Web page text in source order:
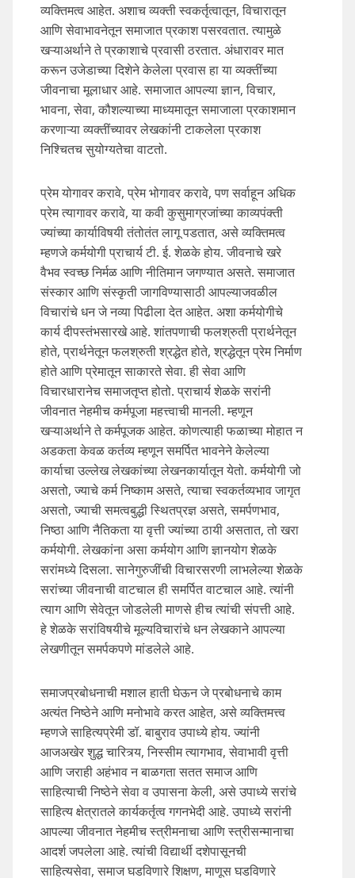
व्यक्तिमत्व आहेत. अशाच व्यक्ती स्वकर्तृत्वातून, विचारातून
आणि सेवाभावनेतून समाजात प्रकाश पसरवतात. त्यामुळे
खऱ्याअर्थाने ते प्रकाशाचे प्रवासी ठरतात. अंधारावर मात
करून उजेडाच्या दिशेने केलेला प्रवास हा या व्यक्तींच्या
जीवनाचा मूलाधार आहे. समाजात आपल्या ज्ञान, विचार,
भावना, सेवा, कौशल्याच्या माध्यमातून समाजाला प्रकाशमान
करणाऱ्या व्यक्तींच्यावर लेखकांनी टाकलेला प्रकाश
निश्चितच सुयोग्यतेचा वाटतो.
प्रेम योगावर करावे, प्रेम भोगावर करावे, पण सर्वाहून अधिक
प्रेम त्यागावर करावे, या कवी कुसुमाग्रजांच्या काव्यपंक्ती
ज्यांच्या कार्याविषयी तंतोतंत लागू पडतात, असे व्यक्तिमत्व
म्हणजे कर्मयोगी प्राचार्य टी. ई. शेळके होय. जीवनाचे खरे
वैभव स्वच्छ निर्मळ आणि नीतिमान जगण्यात असते. समाजात
संस्कार आणि संस्कृती जागविण्यासाठी आपल्याजवळील
विचारांचे धन जे नव्या पिढीला देत आहेत. अशा कर्मयोगीचे
कार्य दीपस्तंभसारखे आहे. शांतपणाची फलश्रुती प्रार्थनेतून
होते, प्रार्थनेतून फलश्रुती श्रद्धेत होते, श्रद्धेतून प्रेम निर्माण
होते आणि प्रेमातून साकारते सेवा. ही सेवा आणि
विचारधारानेच समाजतृप्त होतो. प्राचार्य शेळके सरांनी
जीवनात नेहमीच कर्मपूजा महत्त्वाची मानली. म्हणून
खऱ्याअर्थाने ते कर्मपूजक आहेत. कोणत्याही फळाच्या मोहात न
अडकता केवळ कर्तव्य म्हणून समर्पित भावनेने केलेल्या
कार्याचा उल्लेख लेखकांच्या लेखनकार्यातून येतो. कर्मयोगी जो
असतो, ज्याचे कर्म निष्काम असते, त्याचा स्वकर्तव्यभाव जागृत
असतो, ज्याची समत्वबुद्धी स्थितप्रज्ञ असते, समर्पणभाव,
निष्ठा आणि नैतिकता या वृत्ती ज्यांच्या ठायी असतात, तो खरा
कर्मयोगी. लेखकांना असा कर्मयोग आणि ज्ञानयोग शेळके
सरांमध्ये दिसला. सानेगुरुजींची विचारसरणी लाभलेल्या शेळके
सरांच्या जीवनाची वाटचाल ही समर्पित वाटचाल आहे. त्यांनी
त्याग आणि सेवेतून जोडलेली माणसे हीच त्यांची संपत्ती आहे.
हे शेळके सरांविषयीचे मूल्यविचारांचे धन लेखकाने आपल्या
लेखणीतून समर्पकपणे मांडलेले आहे.
समाजप्रबोधनाची मशाल हाती घेऊन जे प्रबोधनाचे काम
अत्यंत निष्ठेने आणि मनोभावे करत आहेत, असे व्यक्तिमत्त्व
म्हणजे साहित्यप्रेमी डॉ. बाबुराव उपाध्ये होय. ज्यांनी
आजअखेर शुद्ध चारित्र्य, निस्सीम त्यागभाव, सेवाभावी वृत्ती
आणि जराही अहंभाव न बाळगता सतत समाज आणि
साहित्याची निष्ठेने सेवा व उपासना केली, असे उपाध्ये सरांचे
साहित्य क्षेत्रातले कार्यकर्तृत्व गगनभेदी आहे. उपाध्ये सरांनी
आपल्या जीवनात नेहमीच स्त्रीमनाचा आणि स्त्रीसन्मानाचा
आदर्श जपलेला आहे. त्यांची विद्यार्थी दशेपासूनची
साहित्यसेवा, समाज घडविणारे शिक्षण, माणूस घडविणारे